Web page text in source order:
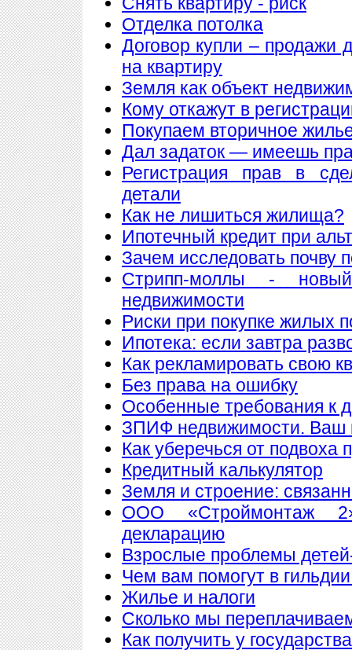
Отделка потолка
Договор купли – продажи
на квартиру
Земля как объект
Кому откажут в
Покупаем вторичное
Дал задаток — имеешь
Регистрация прав в
детали
Как не лишиться жилища?
Ипотечный кредит при
Зачем исследовать почву
Стрипп-моллы -
недвижимости
Риски при покупке жилых
Ипотека: если завтра
Как рекламировать свою
Без права на ошибку
Особенные требования к
ЗПИФ недвижимости. Ваш
Как уберечься от подвоха
Кредитный калькулятор
Земля и строение:
ООО «Строймонтаж
декларацию
Взрослые проблемы
Чем вам помогут в
Жилье и налоги
Сколько мы
Как получить у